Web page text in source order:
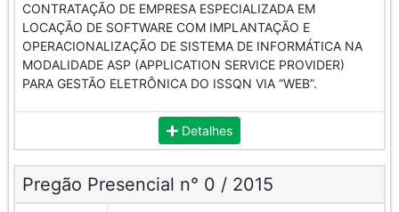
CONTRATAÇÃO DE EMPRESA ESPECIALIZADA EM
LOCAÇÃO DE SOFTWARE COM IMPLANTAÇÃO E
OPERACIONALIZAÇÃO DE SISTEMA DE INFORMÁTICA NA
MODALIDADE ASP (APPLICATION SERVICE PROVIDER)
PARA GESTÃO ELETRÔNICA DO ISSQN VIA “WEB”.
Detalhes
Pregão Presencial n° 0 / 2015